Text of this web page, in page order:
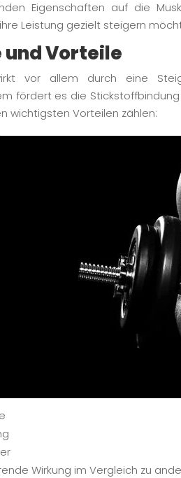
Eigenschaften auf die
Leistung gezielt steigern
Vorteile
vor allem durch eine
fördert es die
wichtigsten Vorteilen zählen:
Wirkung im Vergleich zu